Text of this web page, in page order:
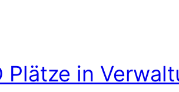
Plätze in